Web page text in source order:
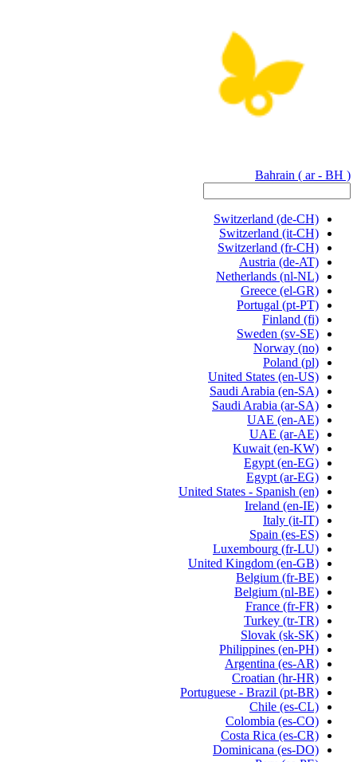
Bahrain ( ar - BH )
Switzerland (de-CH)
Switzerland (it-CH)
Switzerland (fr-CH)
Austria (de-AT)
Netherlands (nl-NL)
Greece (el-GR)
Portugal (pt-PT)
Finland (fi)
Sweden (sv-SE)
Norway (no)
Poland (pl)
United States (en-US)
Saudi Arabia (en-SA)
Saudi Arabia (ar-SA)
UAE (en-AE)
UAE (ar-AE)
Kuwait (en-KW)
Egypt (en-EG)
Egypt (ar-EG)
United States - Spanish (en)
Ireland (en-IE)
Italy (it-IT)
Spain (es-ES)
Luxembourg (fr-LU)
United Kingdom (en-GB)
Belgium (fr-BE)
Belgium (nl-BE)
France (fr-FR)
Turkey (tr-TR)
Slovak (sk-SK)
Philippines (en-PH)
Argentina (es-AR)
Croatian (hr-HR)
Portuguese - Brazil (pt-BR)
Chile (es-CL)
Colombia (es-CO)
Costa Rica (es-CR)
Dominicana (es-DO)